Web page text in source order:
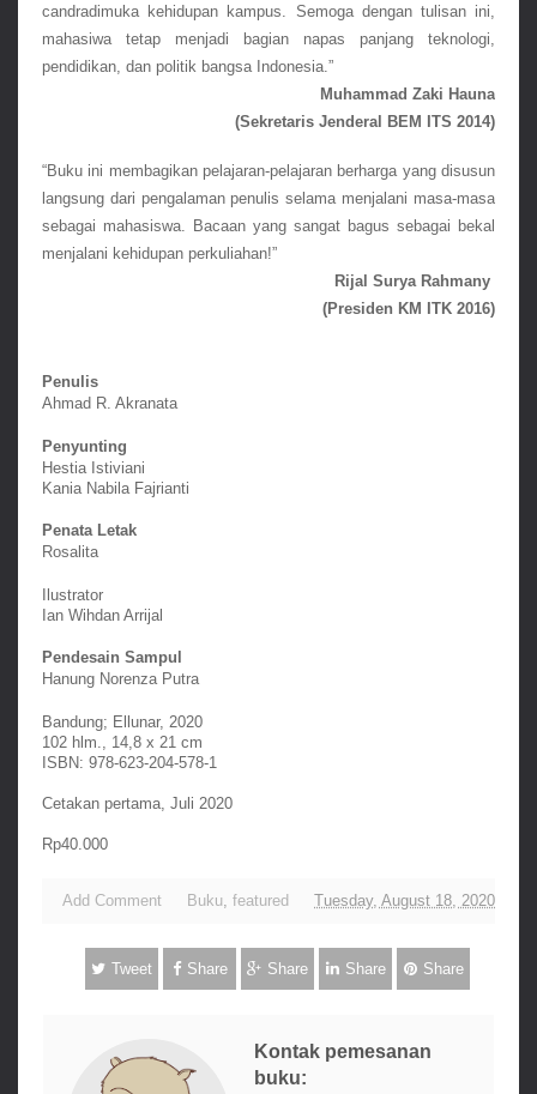
candradimuka kehidupan kampus. Semoga dengan tulisan ini,
mahasiwa tetap menjadi bagian napas panjang teknologi,
pendidikan, dan politik bangsa Indonesia.”
Muhammad Zaki Hauna
(Sekretaris Jenderal BEM ITS 2014)
“Buku ini membagikan pelajaran-pelajaran berharga yang disusun
langsung dari pengalaman penulis selama menjalani masa-masa
sebagai mahasiswa. Bacaan yang sangat bagus sebagai bekal
menjalani kehidupan perkuliahan!”
Rijal Surya Rahmany
(Presiden KM ITK 2016)
Penulis
Ahmad R. Akranata
Penyunting
Hestia Istiviani
Kania Nabila Fajrianti
Penata Letak
Rosalita
Ilustrator
Ian Wihdan Arrijal
Pendesain Sampul
Hanung Norenza Putra
Bandung; Ellunar, 2020
102 hlm., 14,8 x 21 cm
ISBN: 978-623-204-578-1
Cetakan pertama, Juli 2020
Rp40.000
Add Comment Buku featured Tuesday, August 18, 2020
Tweet Share Share Share Share
Kontak pemesanan
buku: